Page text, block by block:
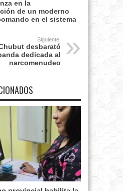
en la
de un moderno
en el sistema
Siguiente:
desbarató
dedicada al
narcomenudeo